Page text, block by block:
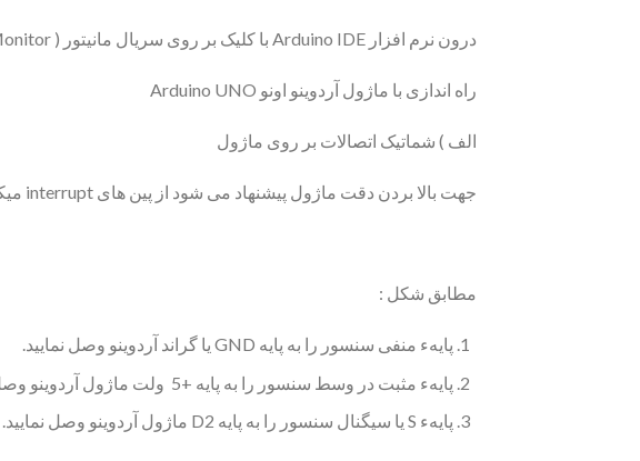
درون نرم افزار Arduino IDE با کلیک بر روی سریال مانیتور ( Tools -> Serial Monitor ) میتوانید تغییرات مقادیر خوانده شده را ببینید.
راه اندازی با ماژول آردوینو اونو Arduino UNO
الف ) شماتیک اتصالات بر روی ماژول
جهت بالا بردن دقت ماژول پیشنهاد می شود از پین های interrupt میکرو کنترلر خود استفاده کنید.
مطابق شکل :
پایهء منفی سنسور را به پایه GND یا گراند آردوینو وصل نمایید.
پایهء مثبت در وسط سنسور را به پایه +5 ولت ماژول آردوینو وصل نمایید.
پایهء S یا سیگنال سنسور را به پایه D2 ماژول آردوینو وصل نمایید.